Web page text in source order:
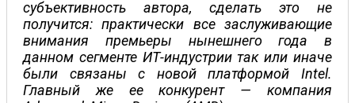
субъективность автора, сделать это не
получится: практически все заслуживающие
внимания премьеры нынешнего года в
данном сегменте ИТ-индустрии так или иначе
были связаны с новой платформой Intel.
Главный же ее конкурент — компания